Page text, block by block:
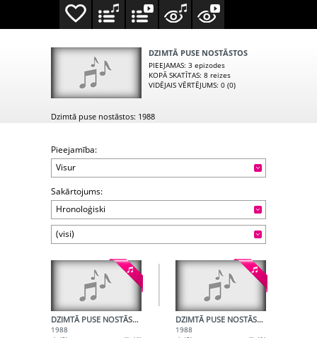
DZIMTĀ PUSE NOSTĀSTOS
PIEEJAMAS: 3 epizodes
KOPĀ SKATĪTAS: 8 reizes
VIDĒJAIS VĒRTĒJUMS: 0 (0)
Dzimtā puse nostāstos: 1988
Pieejamība:
Visur
Sakārtojums:
Hronoloģiski
(visi)
DZIMTĀ PUSE NOSTĀSTOS - 1. RAIDĪJUMS
1988
DZIMTĀ PUSE NOSTĀSTOS - 2. RAIDĪJUMS
1988